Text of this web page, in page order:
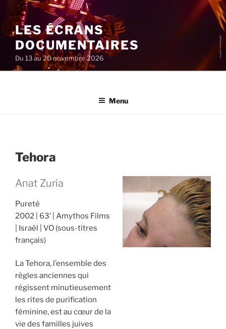
au
contenu
principal
LES ÉCRANS
DOCUMENTAIRES
Du 13 au 20 novembre 2026
Menu
Tehora
Anat Zuria
Pureté
2002
63’
Amythos Films
Israël
VO (sous-titres
français)
La Tehora, l’ensemble des
règles anciennes qui
régissent minutieusement
les rites de purification
féminine, est au cœur de la
vie des familles juives